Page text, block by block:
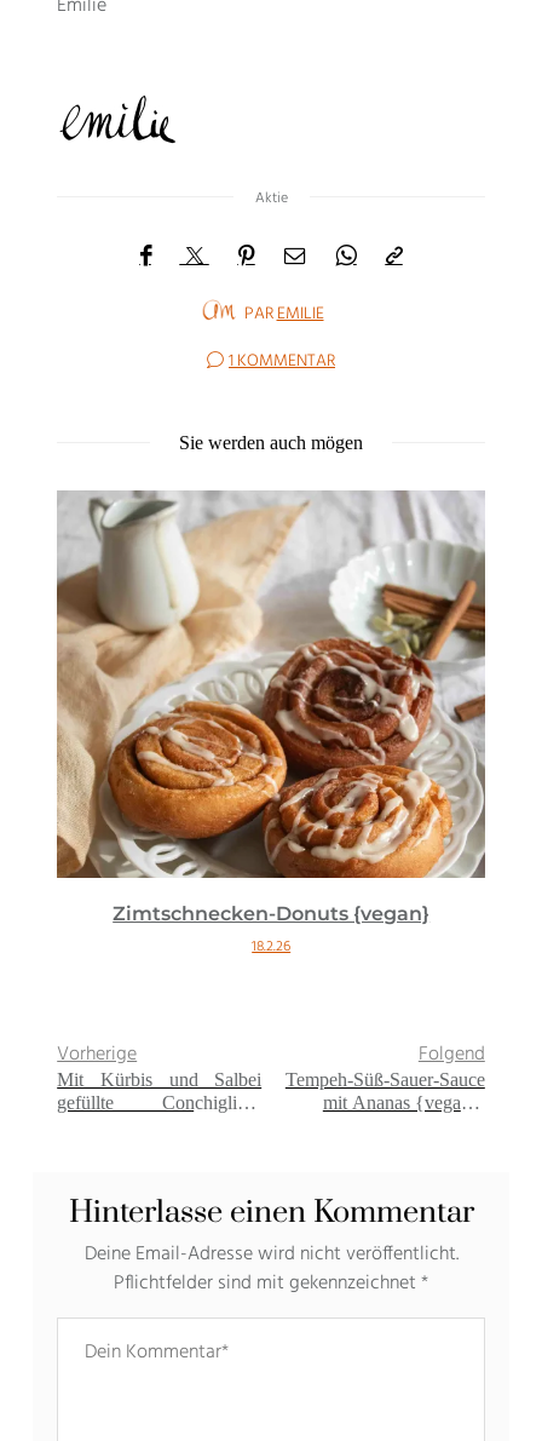
Aktie
PAREMILIE
1 KOMMENTAR
Sie werden auch mögen
Zimtschnecken-Donuts {vegan}
18.2.26
Vorherige
Mit Kürbis und Salbei
gefüllte Conchiglioni
Folgend
Tempeh-Süß-Sauer-Sauce
mit Ananas {vegan –
Hinterlasse einen Kommentar
Deine Email-Adresse wird nicht veröffentlicht.
Pflichtfelder sind mit gekennzeichnet*